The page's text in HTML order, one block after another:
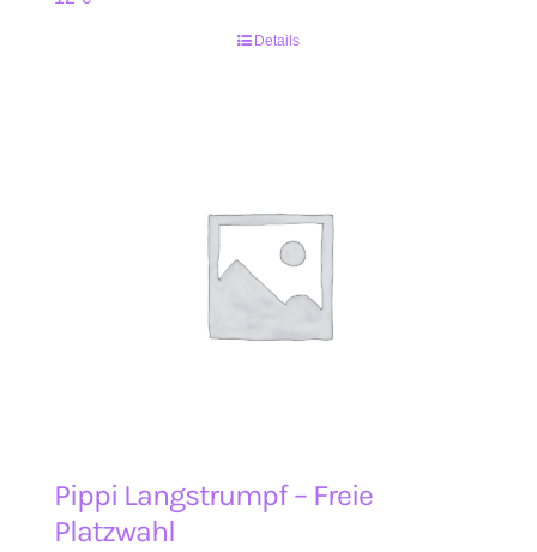
Details
Pippi Langstrumpf – Freie
Platzwahl